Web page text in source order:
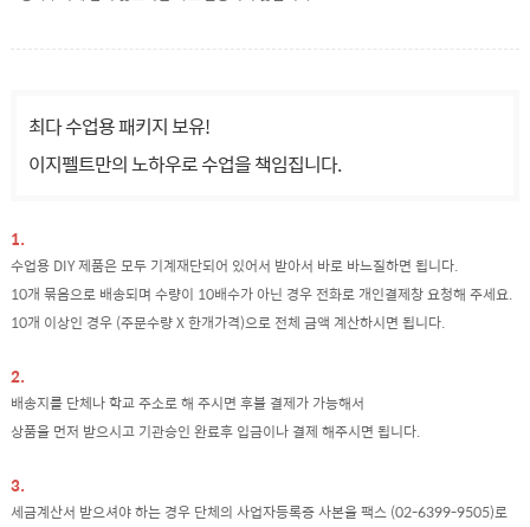
최다 수업용 패키지 보유!
이지펠트만의 노하우로 수업을 책임집니다.
1.
수업용 DIY 제품은 모두 기계재단되어 있어서 받아서 바로 바느질하면 됩니다.
10개 묶음으로 배송되며 수량이 10배수가 아닌 경우 전화로 개인결제창 요청해 주세요.
10개 이상인 경우 (주문수량 X 한개가격)으로 전체 금액 계산하시면 됩니다.
2.
배송지를 단체나 학교 주소로 해 주시면 후불 결제가 가능해서
상품을 먼저 받으시고 기관승인 완료후 입금이나 결제 해주시면 됩니다.
3.
세금계산서 받으셔야 하는 경우 단체의 사업자등록증 사본을 팩스 (02-6399-9505)로